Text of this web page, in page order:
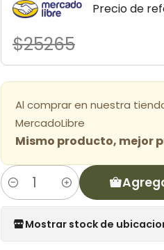
Precio de
$25265
Al comprar en nuestra
MercadoLibre
Mismo producto, mejor
Cantidad
Mostrar stock de